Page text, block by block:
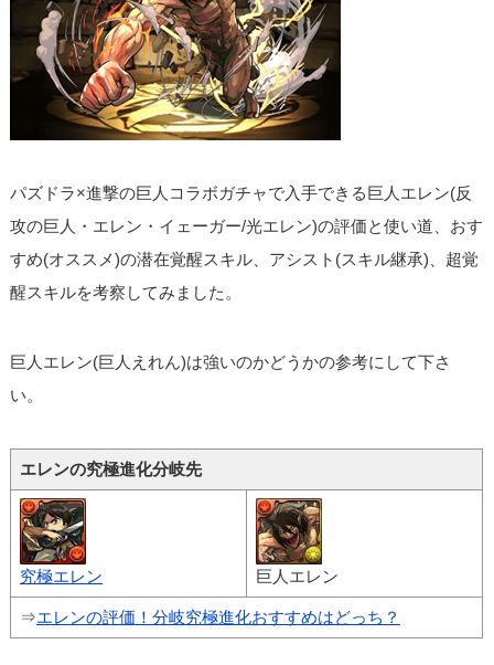
パズドラ×進撃の巨人コラボガチャで入手できる巨人エレン(反
攻の巨人・エレン・イェーガー/光エレン)の評価と使い道、おす
すめ(オススメ)の潜在覚醒スキル、アシスト(スキル継承)、超覚
醒スキルを考察してみました。
巨人エレン(巨人えれん)は強いのかどうかの参考にして下さ
い。
エレンの究極進化分岐先
究極エレン 巨人エレン
⇒エレンの評価！分岐究極進化おすすめはどっち？